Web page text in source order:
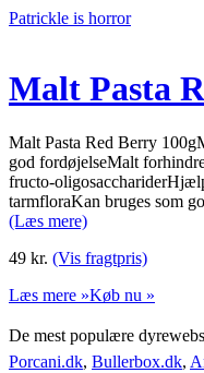
Patrickle is horror
Malt Pasta
Malt Pasta Red Berry
god fordøjelseMalt
fructo-
tarmfloraKan bruges som
(Læs mere)
49 kr. (Vis fragtpris)
Læs mere »Køb nu »
De mest populære
Porcani.dk, Bullerbox.dk,